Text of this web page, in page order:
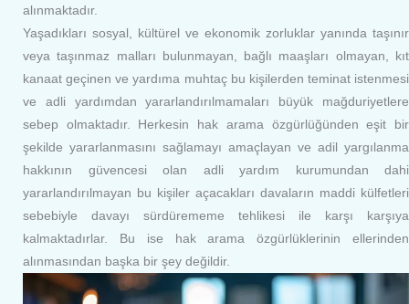
alınmaktadır.
Yaşadıkları sosyal, kültürel ve ekonomik zorluklar yanında taşınır
veya taşınmaz malları bulunmayan, bağlı maaşları olmayan, kıt
kanaat geçinen ve yardıma muhtaç bu kişilerden teminat istenmesi
ve adli yardımdan yararlandırılmamaları büyük mağduriyetlere
sebep olmaktadır. Herkesin hak arama özgürlüğünden eşit bir
şekilde yararlanmasını sağlamayı amaçlayan ve adil yargılanma
hakkının güvencesi olan adli yardım kurumundan dahi
yararlandırılmayan bu kişiler açacakları davaların maddi külfetleri
sebebiyle davayı sürdürememe tehlikesi ile karşı karşıya
kalmaktadırlar. Bu ise hak arama özgürlüklerinin ellerinden
alınmasından başka bir şey değildir.